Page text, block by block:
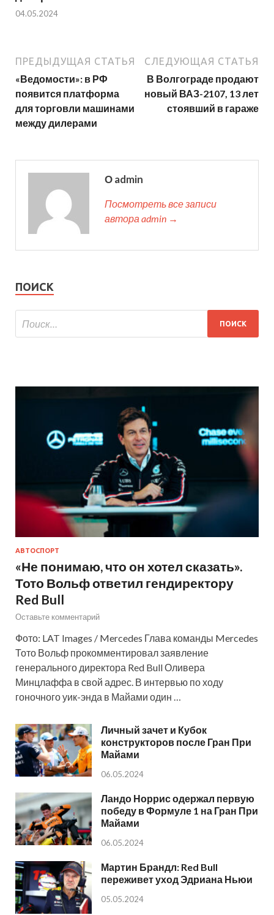
04.05.2024
ПРЕДЫДУЩАЯ СТАТЬЯ
«Ведомости»: в РФ
появится платформа
для торговли машинами
между дилерами
СЛЕДУЮЩАЯ СТАТЬЯ
В Волгограде продают
новый ВАЗ-2107, 13 лет
стоявший в гараже
О admin
Посмотреть все записи
автора admin →
ПОИСК
АВТОСПОРТ
«Не понимаю, что он хотел сказать».
Тото Вольф ответил гендиректору
Red Bull
Оставьте комментарий
Фото: LAT Images / Mercedes Глава команды Mercedes
Тото Вольф прокомментировал заявление
генерального директора Red Bull Оливера
Минцлаффа в свой адрес. В интервью по ходу
гоночного уик-энда в Майами один …
Личный зачет и Кубок
конструкторов после Гран При
Майами
06.05.2024
Ландо Норрис одержал первую
победу в Формуле 1 на Гран При
Майами
06.05.2024
Мартин Брандл: Red Bull
переживет уход Эдриана Ньюи
05.05.2024